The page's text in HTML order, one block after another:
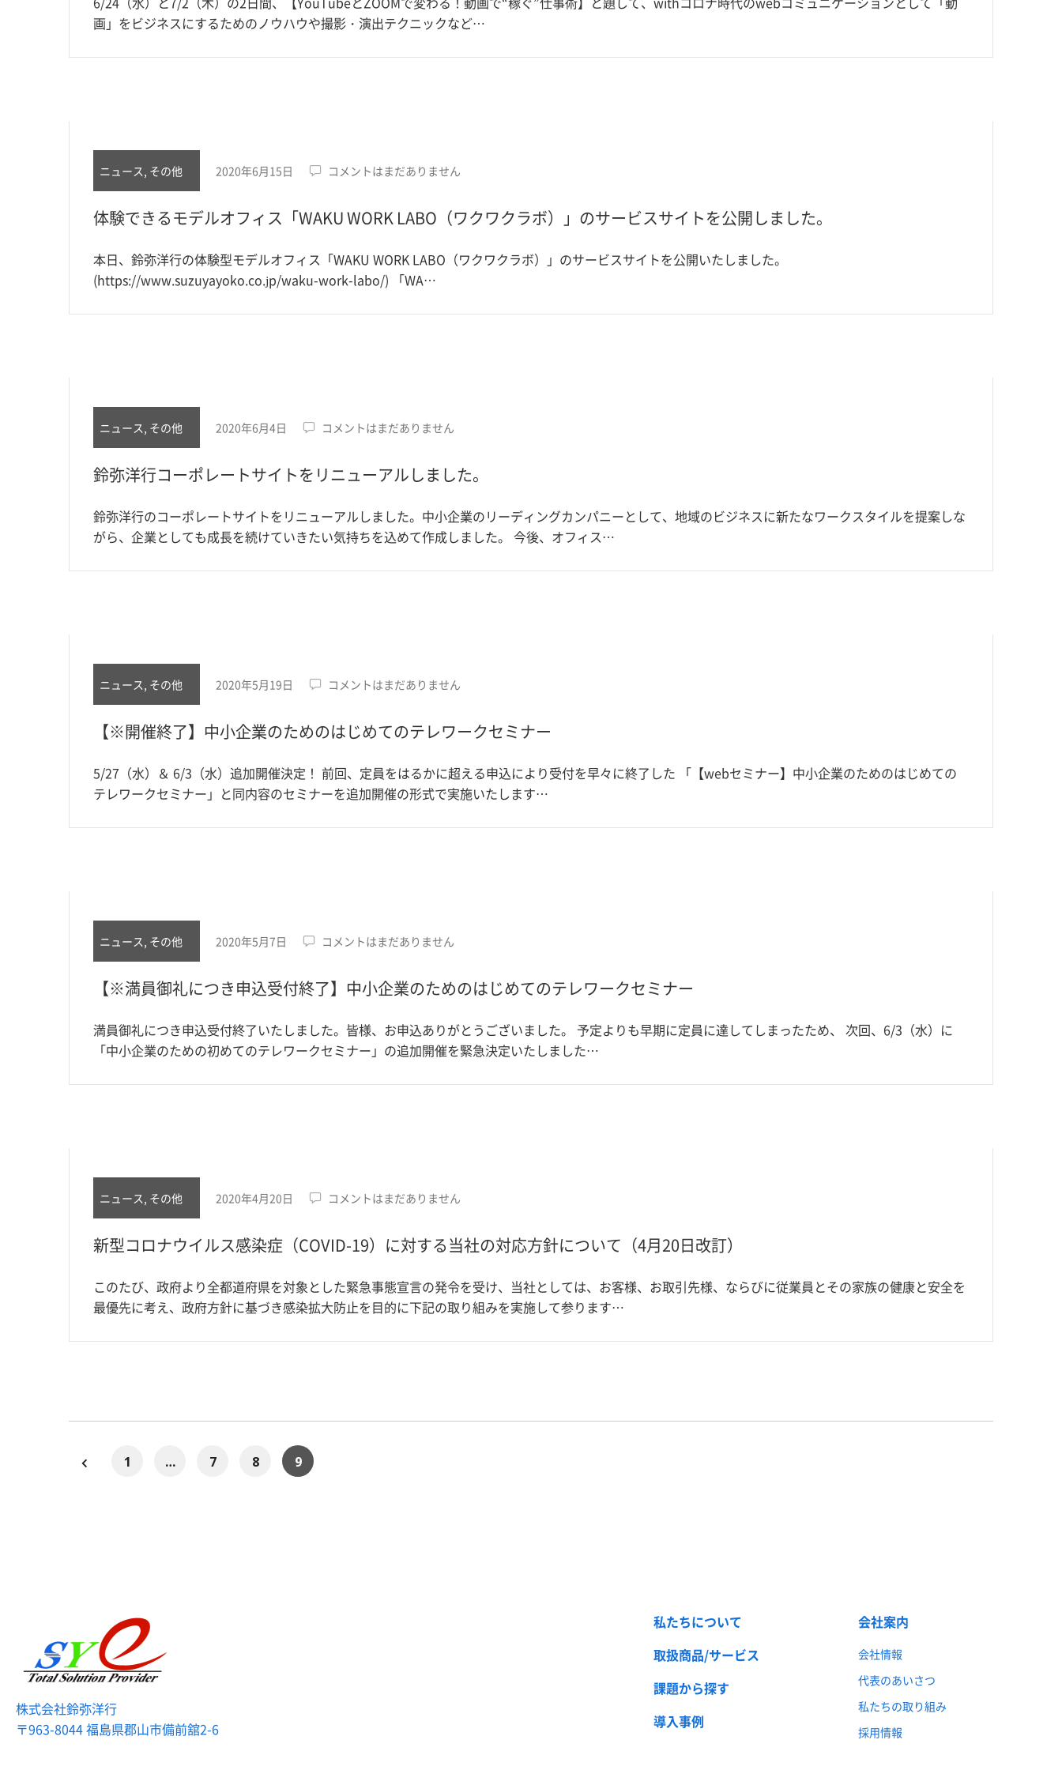
画」をビジネスにするためのノウハウや撮影・演出テクニックなど…
ニュース, その他 2020年6月15日 コメントはまだありません
体験できるモデルオフィス「WAKU WORK LABO（ワクワクラボ）」のサービスサイトを公開しました。
本日、鈴弥洋行の体験型モデルオフィス「WAKU WORK LABO（ワクワクラボ）」のサービスサイトを公開いたしました。
(https://www.suzuyayoko.co.jp/waku-work-labo/) 「WA…
ニュース, その他 2020年6月4日 コメントはまだありません
鈴弥洋行コーポレートサイトをリニューアルしました。
鈴弥洋行のコーポレートサイトをリニューアルしました。中小企業のリーディングカンパニーとして、地域のビジネスに新たなワークスタイルを提案しな
がら、企業としても成長を続けていきたい気持ちを込めて作成しました。 今後、オフィス…
ニュース, その他 2020年5月19日 コメントはまだありません
【※開催終了】中小企業のためのはじめてのテレワークセミナー
5/27（水）＆ 6/3（水）追加開催決定！ 前回、定員をはるかに超える申込により受付を早々に終了した 「【webセミナー】中小企業のためのはじめての
テレワークセミナー」と同内容のセミナーを追加開催の形式で実施いたします…
ニュース, その他 2020年5月7日 コメントはまだありません
【※満員御礼につき申込受付終了】中小企業のためのはじめてのテレワークセミナー
満員御礼につき申込受付終了いたしました。皆様、お申込ありがとうございました。 予定よりも早期に定員に達してしまったため、 次回、6/3（水）に
「中小企業のための初めてのテレワークセミナー」の追加開催を緊急決定いたしました…
ニュース, その他 2020年4月20日 コメントはまだありません
新型コロナウイルス感染症（COVID-19）に対する当社の対応方針について（4月20日改訂）
このたび、政府より全都道府県を対象とした緊急事態宣言の発令を受け、当社としては、お客様、お取引先様、ならびに従業員とその家族の健康と安全を
最優先に考え、政府方針に基づき感染拡大防止を目的に下記の取り組みを実施して参ります…
1 … 7 8 9
株式会社鈴弥洋行
〒963-8044 福島県郡山市備前舘2-6
私たちについて
取扱商品/サービス
課題から探す
導入事例
会社案内
会社情報
代表のあいさつ
私たちの取り組み
採用情報